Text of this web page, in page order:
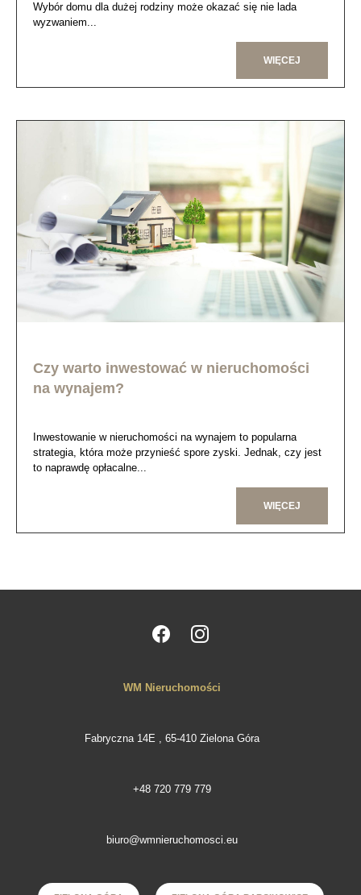
Wybór domu dla dużej rodziny może okazać się nie lada
wyzwaniem...
WIĘCEJ
Czy warto inwestować w nieruchomości
na wynajem?
Inwestowanie w nieruchomości na wynajem to popularna
strategia, która może przynieść spore zyski. Jednak, czy jest
to naprawdę opłacalne...
WIĘCEJ
WM Nieruchomości
Fabryczna 14E , 65-410 Zielona Góra
+48 720 779 779
biuro@wmnieruchomosci.eu